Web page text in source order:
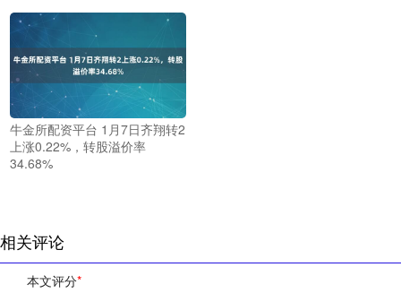
牛金所配资平台 1月7日齐翔转2
上涨0.22%，转股溢价率
34.68%
相关评论
本文评分*